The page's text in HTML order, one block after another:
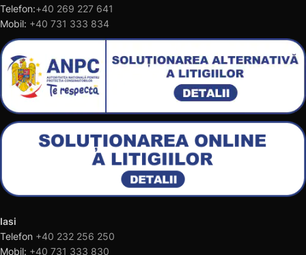
Telefon:+40 269 227 641
Mobil: +40 731 333 834
Iasi
Telefon +40 232 256 250
Mobil: +40 731 333 830